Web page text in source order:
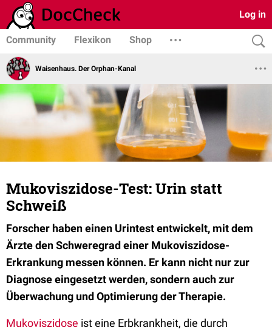
Log in
Community Flexikon Shop
Waisenhaus. Der Orphan-Kanal
Mukoviszidose-Test: Urin statt
Schweiß
Forscher haben einen Urintest entwickelt, mit dem
Ärzte den Schweregrad einer Mukoviszidose-
Erkrankung messen können. Er kann nicht nur zur
Diagnose eingesetzt werden, sondern auch zur
Überwachung und Optimierung der Therapie.
Mukoviszidose ist eine Erbkrankheit, die durch